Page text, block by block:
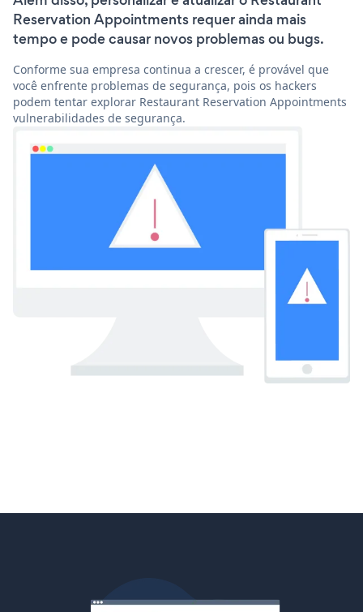
Reservation Appointments requer ainda mais
tempo e pode causar novos problemas ou bugs.
Conforme sua empresa continua a crescer, é provável que
você enfrente problemas de segurança, pois os hackers
podem tentar explorar Restaurant Reservation Appointments
vulnerabilidades de segurança.